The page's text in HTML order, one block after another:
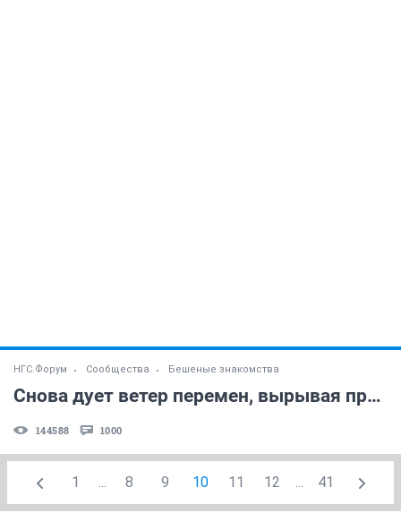
НГС.Форум Сообщества Бешеные знакомства
Снова дует ветер перемен, вырывая прошлого страницы...
144588 1000
1 ... 8 9 10 11 12 ... 41